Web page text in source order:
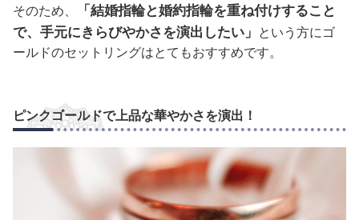
そのため、
「結婚指輪と婚約指輪を重ね付けすること
で、手元にきらびやかさを演出したい」 という方にゴ
ールドのセットリングはとてもおすすめです。
ピンクゴールドで上品な華やかさを演出！